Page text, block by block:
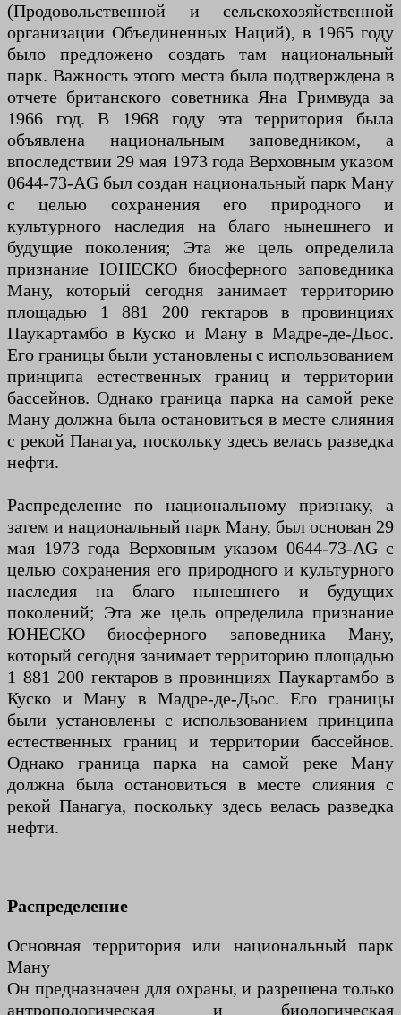
(Продовольственной и сельскохозяйственной
организации Объединенных Наций), в 1965 году
было предложено создать там национальный
парк. Важность этого места была подтверждена в
отчете британского советника Яна Гримвуда за
1966 год. В 1968 году эта территория была
объявлена ​​национальным заповедником, а
впоследствии 29 мая 1973 года Верховным указом
0644-73-AG был создан национальный парк Ману
с целью сохранения его природного и
культурного наследия на благо нынешнего и
будущие поколения; Эта же цель определила
признание ЮНЕСКО биосферного заповедника
Ману, который сегодня занимает территорию
площадью 1 881 200 гектаров в провинциях
Паукартамбо в Куско и Ману в Мадре-де-Дьос.
Его границы были установлены с использованием
принципа естественных границ и территории
бассейнов. Однако граница парка на самой реке
Ману должна была остановиться в месте слияния
с рекой Панагуа, поскольку здесь велась разведка
нефти.
Распределение по национальному признаку, а
затем и национальный парк Ману, был основан 29
мая 1973 года Верховным указом 0644-73-AG с
целью сохранения его природного и культурного
наследия на благо нынешнего и будущих
поколений; Эта же цель определила признание
ЮНЕСКО биосферного заповедника Ману,
который сегодня занимает территорию площадью
1 881 200 гектаров в провинциях Паукартамбо в
Куско и Ману в Мадре-де-Дьос. Его границы
были установлены с использованием принципа
естественных границ и территории бассейнов.
Однако граница парка на самой реке Ману
должна была остановиться в месте слияния с
рекой Панагуа, поскольку здесь велась разведка
нефти.
Распределение
Основная территория или национальный парк
Ману
Он предназначен для охраны, и разрешена только
антропологическая и биологическая